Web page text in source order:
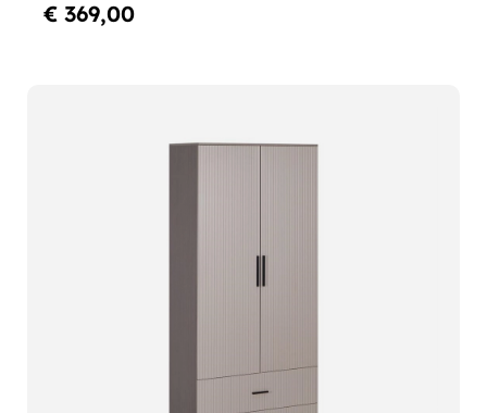
€ 369,00